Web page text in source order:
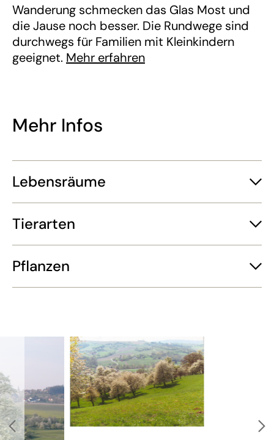
Wanderung schmecken das Glas Most und
die Jause noch besser. Die Rundwege sind
durchwegs für Familien mit Kleinkindern
geeignet. Mehr erfahren
Mehr Infos
Lebensräume
Tierarten
Pflanzen